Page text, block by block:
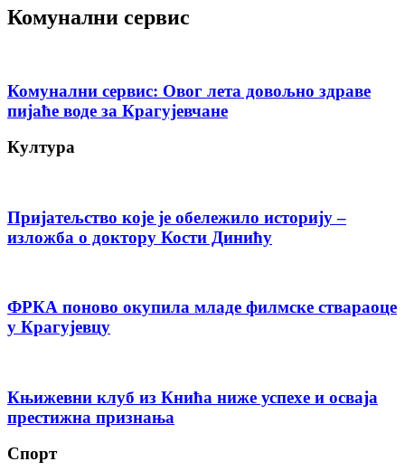
Комунални сервис
Комунални сервис: Овог лета довољно здраве
пијаће воде за Крагујевчане
Култура
Пријатељство које је обележило историју –
изложба о доктору Кости Динићу
ФРКА поново окупила младе филмске ствараоце
у Крагујевцу
Књижевни клуб из Кнића ниже успехе и осваја
престижна признања
Спорт